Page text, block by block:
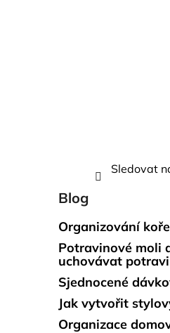
Sledovat
Blog
Organizování
Potravinové moli
uchovávat
Sjednocené
Jak vytvořit
Organizace